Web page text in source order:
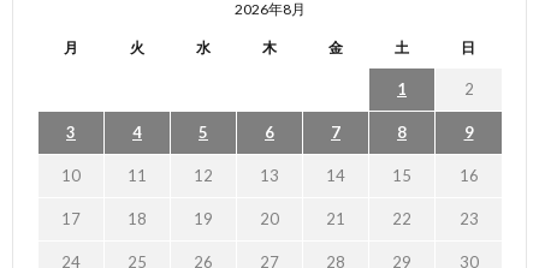
2026年8月
月 火 水 木 金 土 日
1 2
3 4 5 6 7 8 9
10 11 12 13 14 15 16
17 18 19 20 21 22 23
24 25 26 27 28 29 30